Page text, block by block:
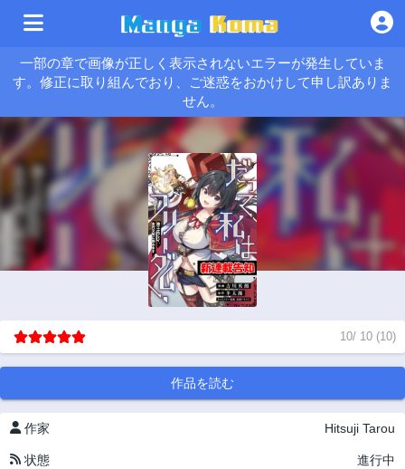
一部の章で画像が正しく表示されないエラーが発生していま
す。修正に取り組んでおり、ご迷惑をおかけして申し訳ありま
せん。
10/ 10 (10)
作品を読む
作家 Hitsuji Tarou
状態 進行中